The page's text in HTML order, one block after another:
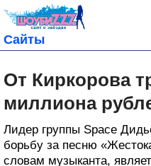
Сайты
От Киркорова
миллиона
Лидер группы Space
борьбу за песню
словам музыканта,